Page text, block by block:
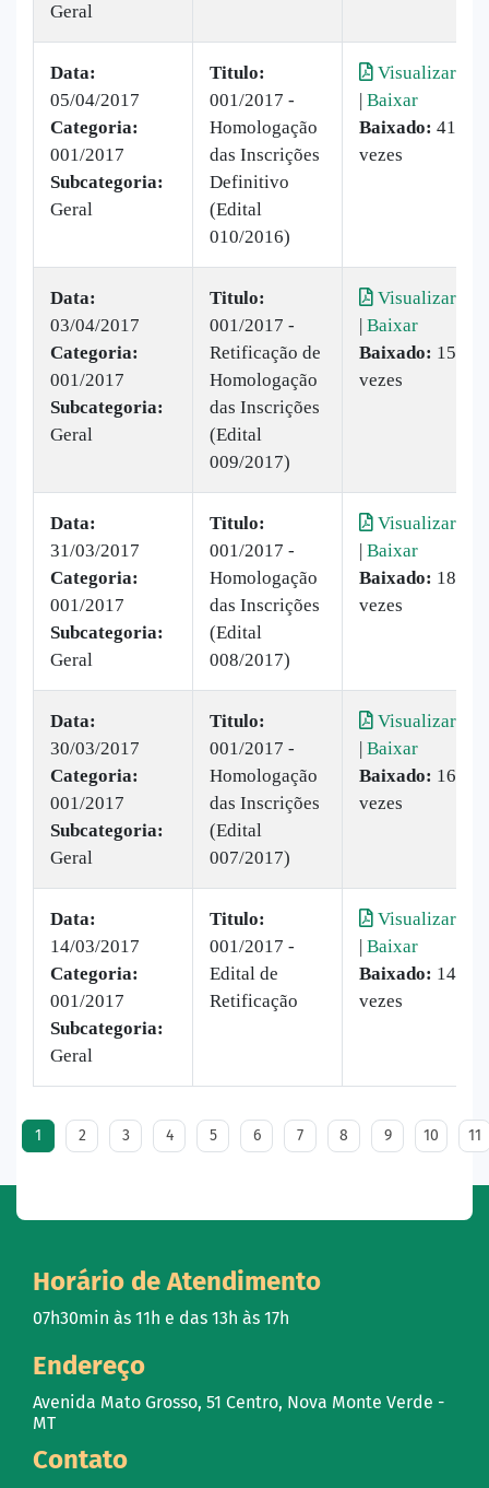
Geral
Data:
05/04/2017
Categoria:
001/2017
Subcategoria:
Geral
Titulo:
001/2017 -
Homologação
das Inscrições
Definitivo
(Edital
010/2016)
Visualizar
| Baixar
Baixado: 41
vezes
Data:
03/04/2017
Categoria:
001/2017
Subcategoria:
Geral
Titulo:
001/2017 -
Retificação de
Homologação
das Inscrições
(Edital
009/2017)
Visualizar
| Baixar
Baixado: 15
vezes
Data:
31/03/2017
Categoria:
001/2017
Subcategoria:
Geral
Titulo:
001/2017 -
Homologação
das Inscrições
(Edital
008/2017)
Visualizar
| Baixar
Baixado: 18
vezes
Data:
30/03/2017
Categoria:
001/2017
Subcategoria:
Geral
Titulo:
001/2017 -
Homologação
das Inscrições
(Edital
007/2017)
Visualizar
| Baixar
Baixado: 16
vezes
Data:
14/03/2017
Categoria:
001/2017
Subcategoria:
Geral
Titulo:
001/2017 -
Edital de
Retificação
Visualizar
| Baixar
Baixado: 14
vezes
1 2 3 4 5 6 7 8 9 10 11
Horário de Atendimento
07h30min às 11h e das 13h às 17h
Endereço
Avenida Mato Grosso, 51 Centro, Nova Monte Verde -
MT
Contato